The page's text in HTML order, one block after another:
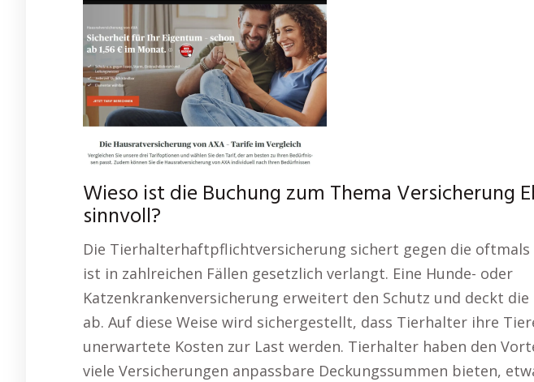
Wieso ist die Buchung zum Thema Versicherung
sinnvoll?
Die Tierhalterhaftpflichtversicherung sichert gegen die oftmals
ist in zahlreichen Fällen gesetzlich verlangt. Eine Hunde- oder
Katzenkrankenversicherung erweitert den Schutz und deckt
ab. Auf diese Weise wird sichergestellt, dass Tierhalter ihre
unerwartete Kosten zur Last werden. Tierhalter haben den
viele Versicherungen anpassbare Deckungssummen bieten,